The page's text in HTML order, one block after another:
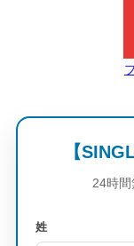
【
24時間
姓